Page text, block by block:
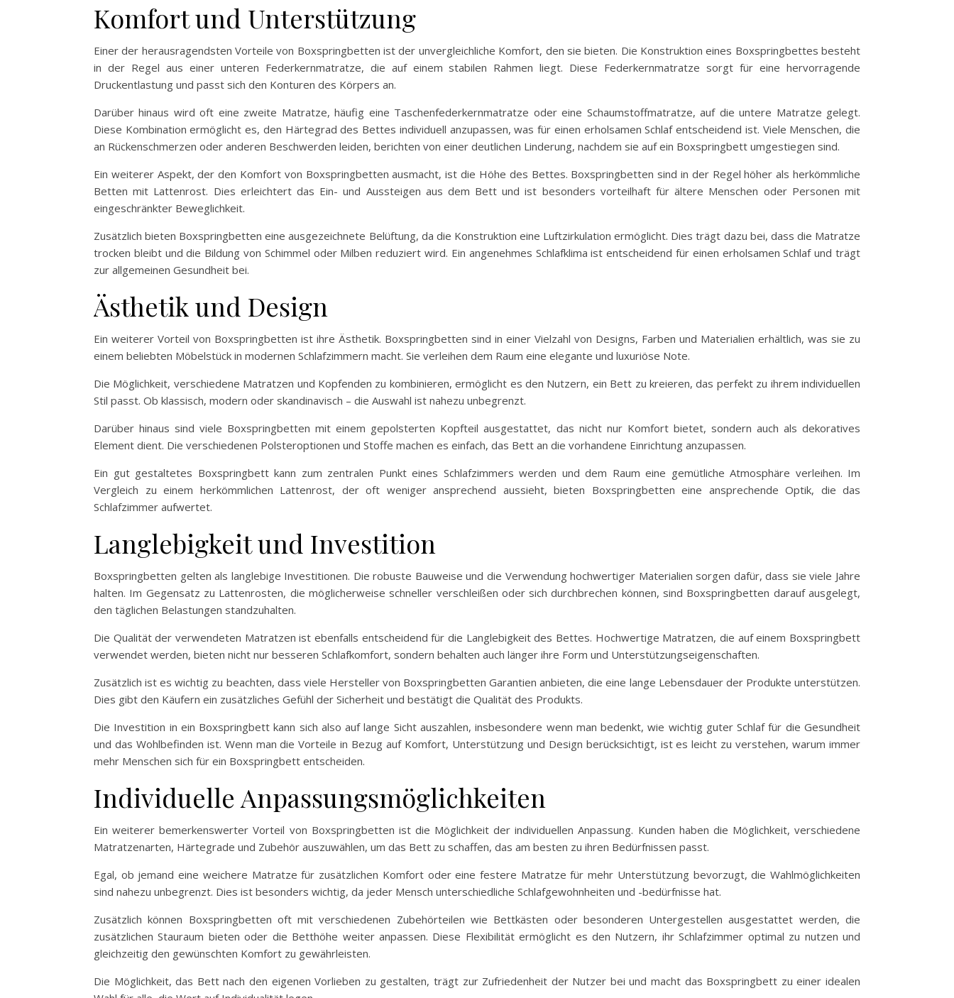
Komfort und Unterstützung
Einer der herausragendsten Vorteile von Boxspringbetten ist der unvergleichliche Komfort, den sie bieten. Die Konstruktion eines Boxspringbettes besteht
in der Regel aus einer unteren Federkernmatratze, die auf einem stabilen Rahmen liegt. Diese Federkernmatratze sorgt für eine hervorragende
Druckentlastung und passt sich den Konturen des Körpers an.
Darüber hinaus wird oft eine zweite Matratze, häufig eine Taschenfederkernmatratze oder eine Schaumstoffmatratze, auf die untere Matratze gelegt.
Diese Kombination ermöglicht es, den Härtegrad des Bettes individuell anzupassen, was für einen erholsamen Schlaf entscheidend ist. Viele Menschen, die
an Rückenschmerzen oder anderen Beschwerden leiden, berichten von einer deutlichen Linderung, nachdem sie auf ein Boxspringbett umgestiegen sind.
Ein weiterer Aspekt, der den Komfort von Boxspringbetten ausmacht, ist die Höhe des Bettes. Boxspringbetten sind in der Regel höher als herkömmliche
Betten mit Lattenrost. Dies erleichtert das Ein- und Aussteigen aus dem Bett und ist besonders vorteilhaft für ältere Menschen oder Personen mit
eingeschränkter Beweglichkeit.
Zusätzlich bieten Boxspringbetten eine ausgezeichnete Belüftung, da die Konstruktion eine Luftzirkulation ermöglicht. Dies trägt dazu bei, dass die Matratze
trocken bleibt und die Bildung von Schimmel oder Milben reduziert wird. Ein angenehmes Schlafklima ist entscheidend für einen erholsamen Schlaf und trägt
zur allgemeinen Gesundheit bei.
Ästhetik und Design
Ein weiterer Vorteil von Boxspringbetten ist ihre Ästhetik. Boxspringbetten sind in einer Vielzahl von Designs, Farben und Materialien erhältlich, was sie zu
einem beliebten Möbelstück in modernen Schlafzimmern macht. Sie verleihen dem Raum eine elegante und luxuriöse Note.
Die Möglichkeit, verschiedene Matratzen und Kopfenden zu kombinieren, ermöglicht es den Nutzern, ein Bett zu kreieren, das perfekt zu ihrem individuellen
Stil passt. Ob klassisch, modern oder skandinavisch – die Auswahl ist nahezu unbegrenzt.
Darüber hinaus sind viele Boxspringbetten mit einem gepolsterten Kopfteil ausgestattet, das nicht nur Komfort bietet, sondern auch als dekoratives
Element dient. Die verschiedenen Polsteroptionen und Stoffe machen es einfach, das Bett an die vorhandene Einrichtung anzupassen.
Ein gut gestaltetes Boxspringbett kann zum zentralen Punkt eines Schlafzimmers werden und dem Raum eine gemütliche Atmosphäre verleihen. Im
Vergleich zu einem herkömmlichen Lattenrost, der oft weniger ansprechend aussieht, bieten Boxspringbetten eine ansprechende Optik, die das
Schlafzimmer aufwertet.
Langlebigkeit und Investition
Boxspringbetten gelten als langlebige Investitionen. Die robuste Bauweise und die Verwendung hochwertiger Materialien sorgen dafür, dass sie viele Jahre
halten. Im Gegensatz zu Lattenrosten, die möglicherweise schneller verschleißen oder sich durchbrechen können, sind Boxspringbetten darauf ausgelegt,
den täglichen Belastungen standzuhalten.
Die Qualität der verwendeten Matratzen ist ebenfalls entscheidend für die Langlebigkeit des Bettes. Hochwertige Matratzen, die auf einem Boxspringbett
verwendet werden, bieten nicht nur besseren Schlafkomfort, sondern behalten auch länger ihre Form und Unterstützungseigenschaften.
Zusätzlich ist es wichtig zu beachten, dass viele Hersteller von Boxspringbetten Garantien anbieten, die eine lange Lebensdauer der Produkte unterstützen.
Dies gibt den Käufern ein zusätzliches Gefühl der Sicherheit und bestätigt die Qualität des Produkts.
Die Investition in ein Boxspringbett kann sich also auf lange Sicht auszahlen, insbesondere wenn man bedenkt, wie wichtig guter Schlaf für die Gesundheit
und das Wohlbefinden ist. Wenn man die Vorteile in Bezug auf Komfort, Unterstützung und Design berücksichtigt, ist es leicht zu verstehen, warum immer
mehr Menschen sich für ein Boxspringbett entscheiden.
Individuelle Anpassungsmöglichkeiten
Ein weiterer bemerkenswerter Vorteil von Boxspringbetten ist die Möglichkeit der individuellen Anpassung. Kunden haben die Möglichkeit, verschiedene
Matratzenarten, Härtegrade und Zubehör auszuwählen, um das Bett zu schaffen, das am besten zu ihren Bedürfnissen passt.
Egal, ob jemand eine weichere Matratze für zusätzlichen Komfort oder eine festere Matratze für mehr Unterstützung bevorzugt, die Wahlmöglichkeiten
sind nahezu unbegrenzt. Dies ist besonders wichtig, da jeder Mensch unterschiedliche Schlafgewohnheiten und -bedürfnisse hat.
Zusätzlich können Boxspringbetten oft mit verschiedenen Zubehörteilen wie Bettkästen oder besonderen Untergestellen ausgestattet werden, die
zusätzlichen Stauraum bieten oder die Betthöhe weiter anpassen. Diese Flexibilität ermöglicht es den Nutzern, ihr Schlafzimmer optimal zu nutzen und
gleichzeitig den gewünschten Komfort zu gewährleisten.
Die Möglichkeit, das Bett nach den eigenen Vorlieben zu gestalten, trägt zur Zufriedenheit der Nutzer bei und macht das Boxspringbett zu einer idealen